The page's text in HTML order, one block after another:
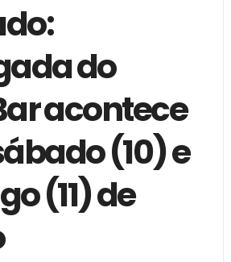
do
acontece
(10) e
(11) de